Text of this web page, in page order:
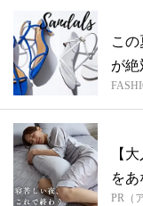
こ
が絶
ん推
【
をあ
PR（